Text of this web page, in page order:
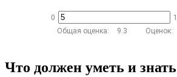
0
Общая оценка:
9.3 Оценок:
Что должен уметь и знать